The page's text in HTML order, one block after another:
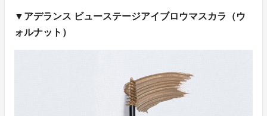
▼アデランス ビューステージアイブロウマスカラ（ウ
ォルナット）